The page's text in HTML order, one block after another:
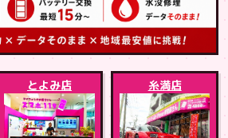
とよみ店 糸満店